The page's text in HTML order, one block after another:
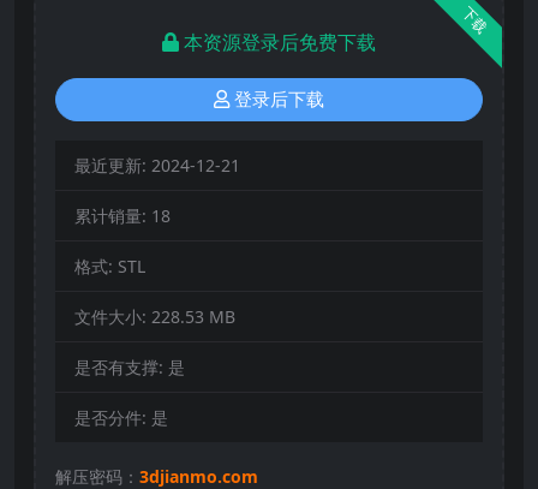
下载
本资源登录后免费下载
登录后下载
最近更新: 2024-12-21
累计销量: 18
格式: STL
文件大小: 228.53 MB
是否有支撑: 是
是否分件: 是
解压密码： 3djianmo.com